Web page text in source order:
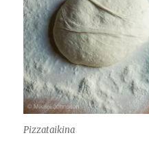
Pizzataikina